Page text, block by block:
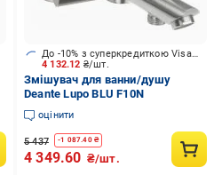
4 132.12 ₴/шт.
До -10% з суперкредиткою Visa Вигода
Змішувач для ванни/душу
Deante Lupo BLU F10N
оцінити
5 437 -1 087.40₴
4 349.60 ₴/шт.